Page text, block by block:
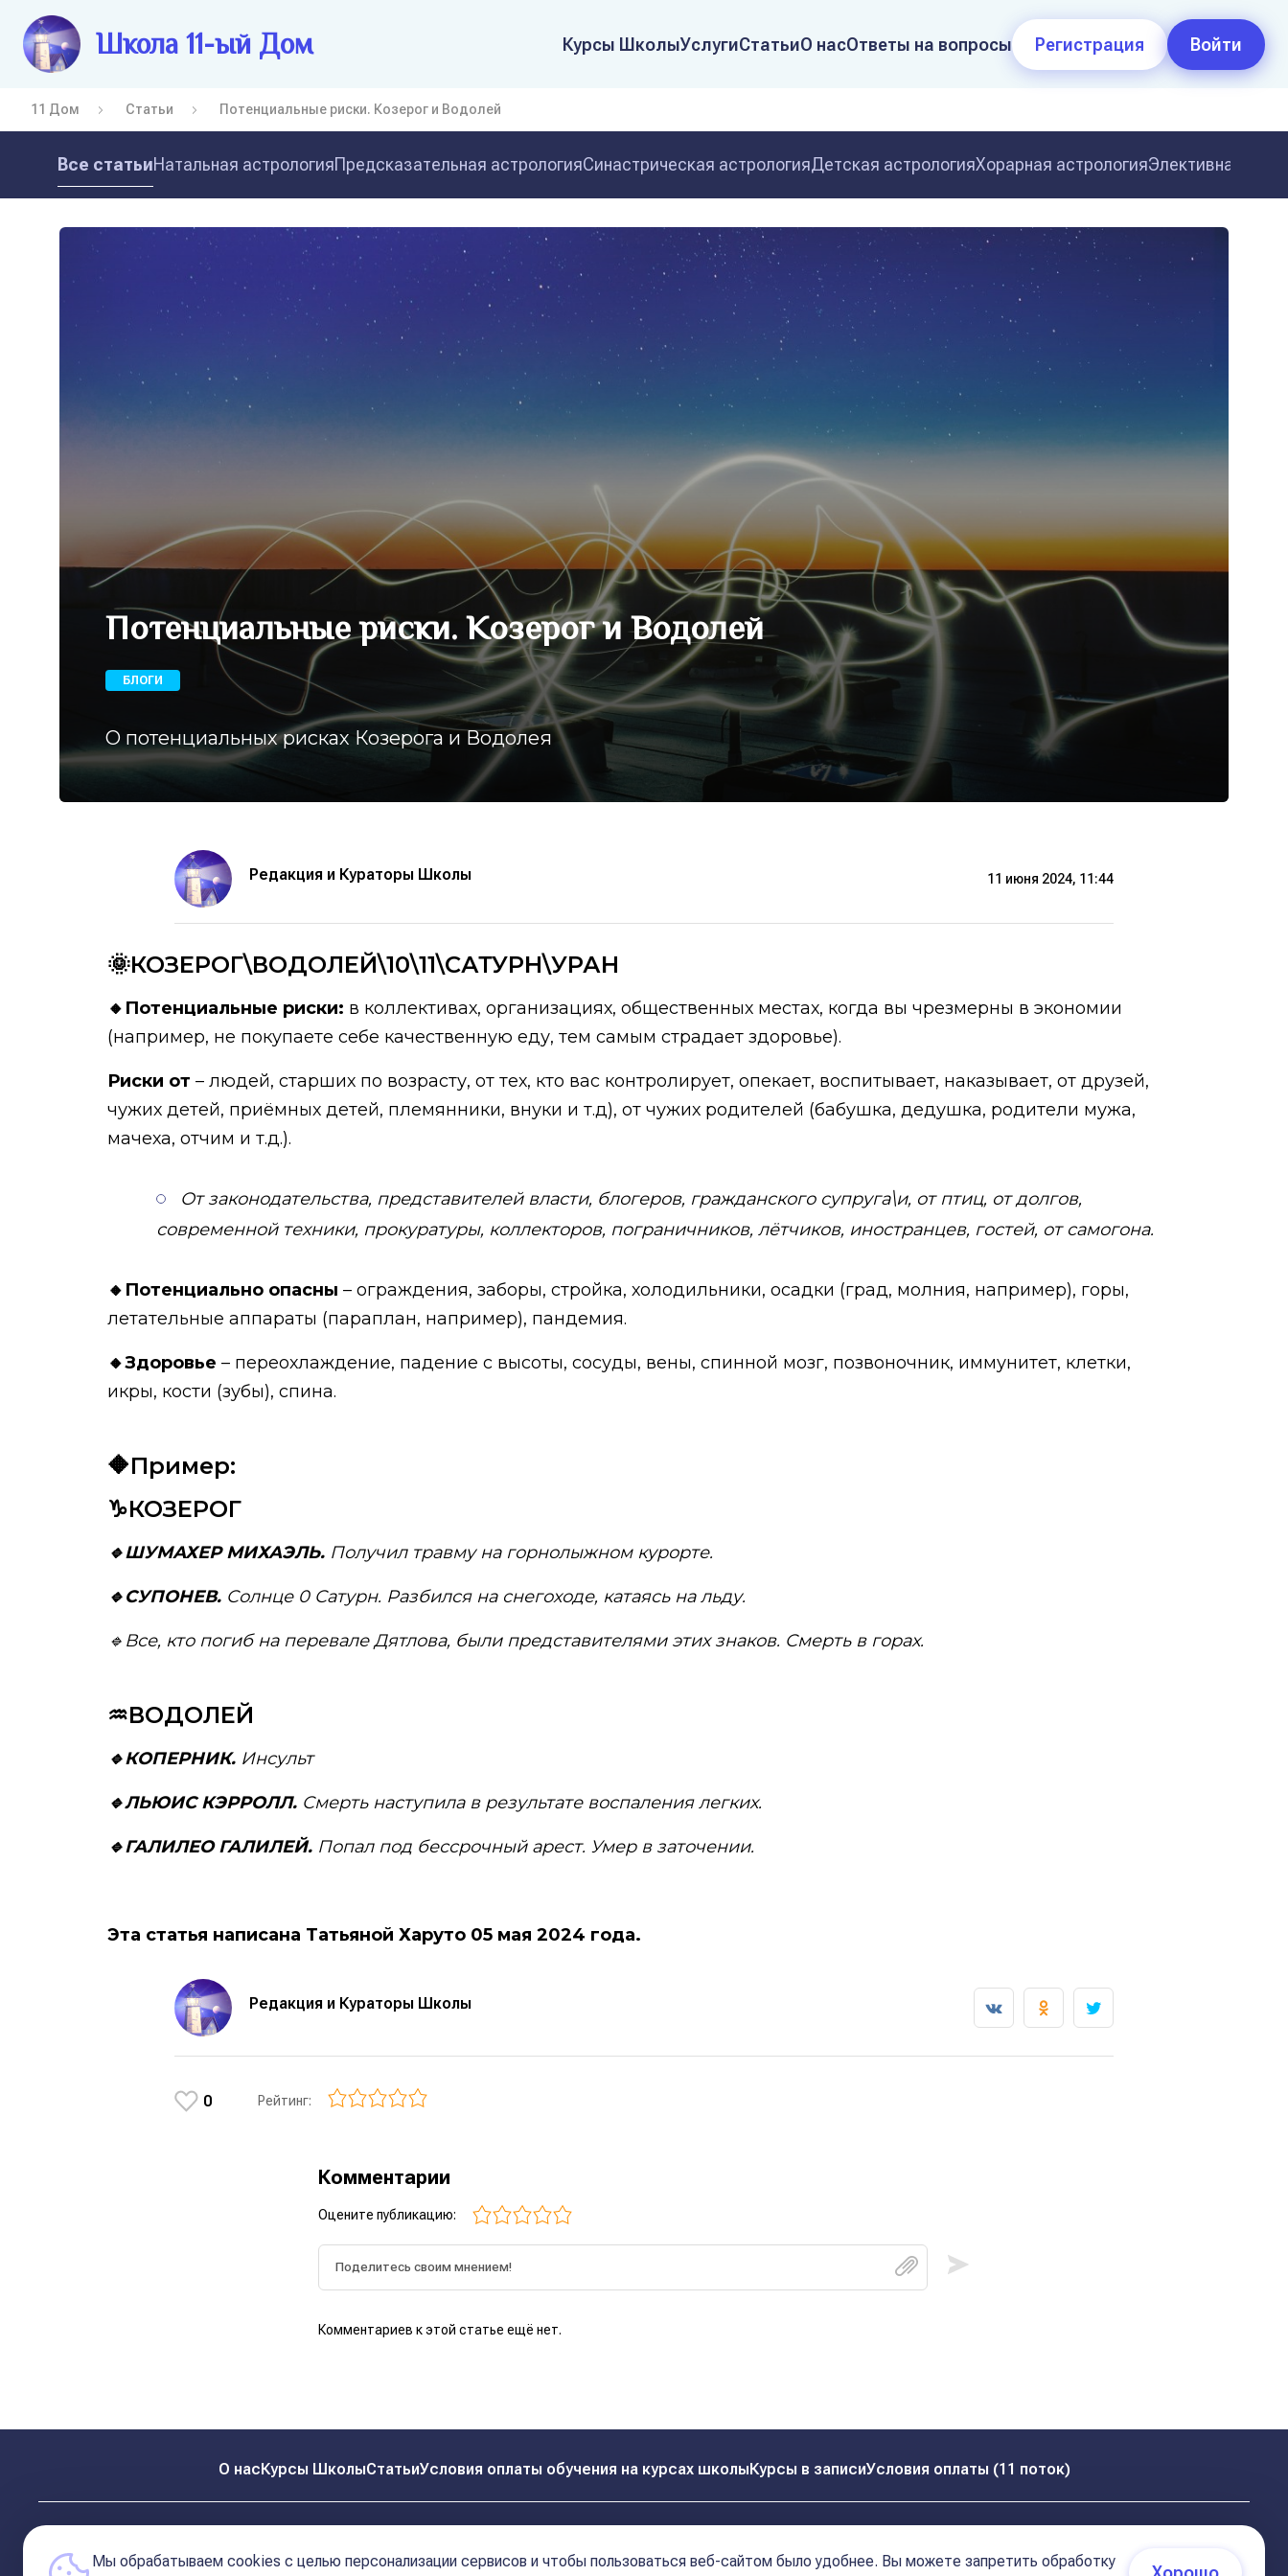
Школа 11-ый Дом Курсы ШколыУслугиСтатьиО насОтветы на вопросы Регистрация Войти
11 Дом Статьи Потенциальные риски. Козерог и Водолей
Все статьиНатальная астрологияПредсказательная астрологияСинастрическая астрологияДетская астрологияХорарная астрологияЭлективная
Потенциальные риски. Козерог и Водолей
БЛОГИ
О потенциальных рисках Козерога и Водолея
Редакция и Кураторы Школы 11 июня 2024, 11:44
🌞КОЗЕРОГ\ВОДОЛЕЙ\10\11\САТУРН\УРАН
🔸Потенциальные риски: в коллективах, организациях, общественных местах, когда вы чрезмерны в экономии
(например, не покупаете себе качественную еду, тем самым страдает здоровье).
Риски от – людей, старших по возрасту, от тех, кто вас контролирует, опекает, воспитывает, наказывает, от друзей,
чужих детей, приёмных детей, племянники, внуки и т.д), от чужих родителей (бабушка, дедушка, родители мужа,
мачеха, отчим и т.д.).
От законодательства, представителей власти, блогеров, гражданского супруга\и, от птиц, от долгов,
современной техники, прокуратуры, коллекторов, пограничников, лётчиков, иностранцев, гостей, от самогона.
🔸Потенциально опасны – ограждения, заборы, стройка, холодильники, осадки (град, молния, например), горы,
летательные аппараты (параплан, например), пандемия.
🔸Здоровье – переохлаждение, падение с высоты, сосуды, вены, спинной мозг, позвоночник, иммунитет, клетки,
икры, кости (зубы), спина.
🔶Пример:
♑КОЗЕРОГ
🔹ШУМАХЕР МИХАЭЛЬ. Получил травму на горнолыжном курорте.
🔹СУПОНЕВ. Солнце 0 Сатурн. Разбился на снегоходе, катаясь на льду.
🔹Все, кто погиб на перевале Дятлова, были представителями этих знаков. Смерть в горах.
♒ВОДОЛЕЙ
🔹КОПЕРНИК. Инсульт
🔹ЛЬЮИС КЭРРОЛЛ. Смерть наступила в результате воспаления легких.
🔹ГАЛИЛЕО ГАЛИЛЕЙ. Попал под бессрочный арест. Умер в заточении.
Эта статья написана Татьяной Харуто 05 мая 2024 года.
Редакция и Кураторы Школы
0 Рейтинг:
Комментарии
Оцените публикацию:
Комментариев к этой статье ещё нет.
О насКурсы ШколыСтатьиУсловия оплаты обучения на курсах школыКурсы в записиУсловия оплаты (11 поток)
Мы обрабатываем cookies с целью персонализации сервисов и чтобы пользоваться веб-сайтом было удобнее. Вы можете запретить обработку